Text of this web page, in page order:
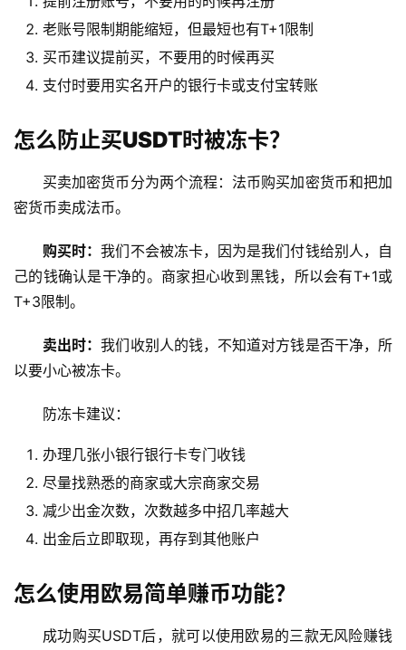
老账号限制期能缩短，但最短也有T+1限制
买币建议提前买，不要用的时候再买
支付时要用实名开户的银行卡或支付宝转账
怎么防止买USDT时被冻卡？
买卖加密货币分为两个流程：法币购买加密货币和把加
密货币卖成法币。
购买时：我们不会被冻卡，因为是我们付钱给别人，自
己的钱确认是干净的。商家担心收到黑钱，所以会有T+1或
T+3限制。
卖出时：我们收别人的钱，不知道对方钱是否干净，所
以要小心被冻卡。
防冻卡建议：
办理几张小银行银行卡专门收钱
尽量找熟悉的商家或大宗商家交易
减少出金次数，次数越多中招几率越大
出金后立即取现，再存到其他账户
怎么使用欧易简单赚币功能？
成功购买USDT后，就可以使用欧易的三款无风险赚钱